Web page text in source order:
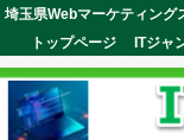
ITジャ
トップページ